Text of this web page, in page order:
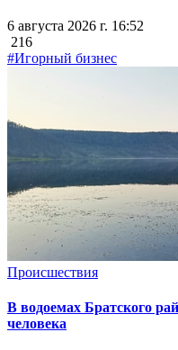
6 августа 2026 г. 16:52
216
#Игорный бизнес
Происшествия
В водоемах Братского
человека